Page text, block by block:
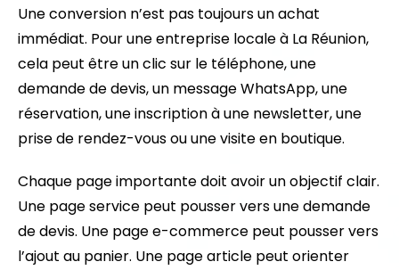
Une conversion n’est pas toujours un achat
immédiat. Pour une entreprise locale à La Réunion,
cela peut être un clic sur le téléphone, une
demande de devis, un message WhatsApp, une
réservation, une inscription à une newsletter, une
prise de rendez-vous ou une visite en boutique.
Chaque page importante doit avoir un objectif clair.
Une page service peut pousser vers une demande
de devis. Une page e-commerce peut pousser vers
l’ajout au panier. Une page article peut orienter